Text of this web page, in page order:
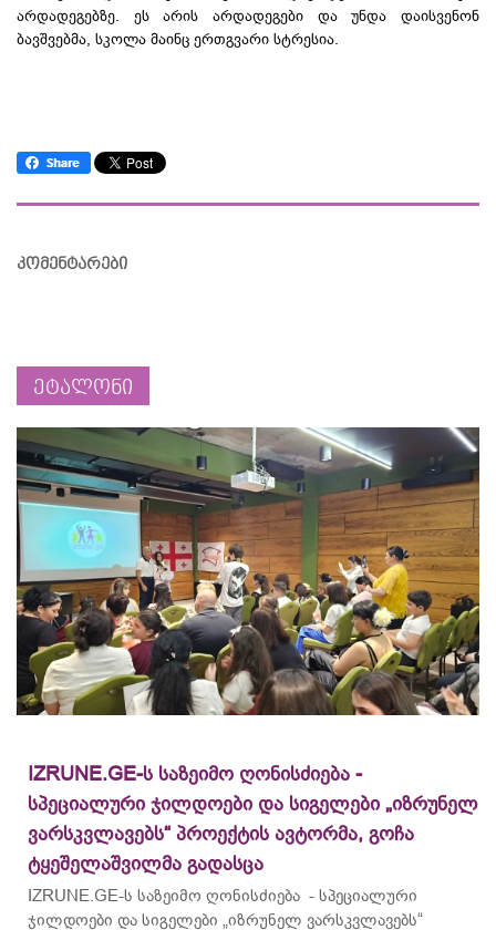
არდადეგებზე. ეს არის არდადეგები და უნდა დაისვენონ
ბავშვებმა, სკოლა მაინც ერთგვარი სტრესია.
კომენტარები
ეტალონი
IZRUNE.GE-ს საზეიმო ღონისძიება -
სპეციალური ჯილდოები და სიგელები „იზრუნელ
ვარსკვლავებს“ პროექტის ავტორმა, გოჩა
ტყეშელაშვილმა გადასცა
IZRUNE.GE-ს საზეიმო ღონისძიება - სპეციალური
ჯილდოები და სიგელები „იზრუნელ ვარსკვლავებს“